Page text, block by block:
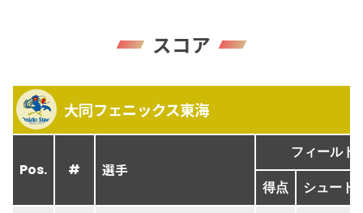
スコア
大同フェニックス東海
Pos. # 選手
フィールド
得点 シュート